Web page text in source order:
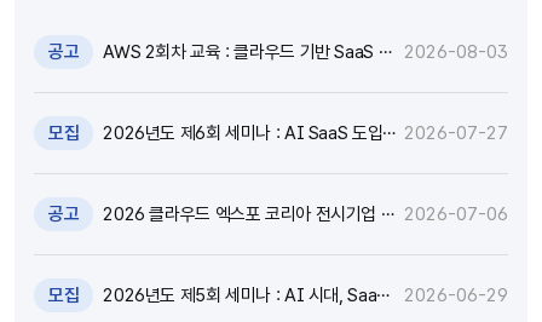
공고
AWS 2회차 교육 : 클라우드 기반 SaaS 현
2026-08-03
모집
2026년도 제6회 세미나 : AI SaaS 도입,
2026-07-27
공고
2026 클라우드 엑스포 코리아 전시기업 지 2026-07-06
모집
2026년도 제5회 세미나 : AI 시대, SaaS
2026-06-29